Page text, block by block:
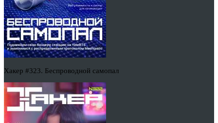
Хакер #323. Беспроводной самопал